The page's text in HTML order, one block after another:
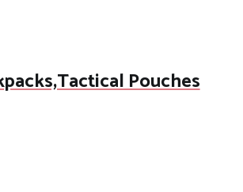
Pouches